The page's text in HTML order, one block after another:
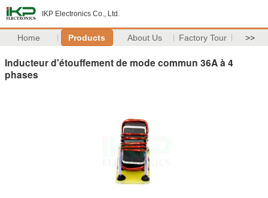
IKP Electronics Co., Ltd.
Home Products About Us Factory Tour >>
Inducteur d'étouffement de mode commun 36A à 4
phases